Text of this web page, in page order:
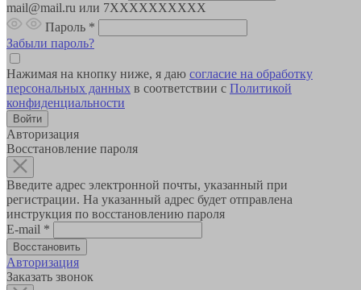
mail@mail.ru или 7XXXXXXXXXX
Пароль *
Забыли пароль?
Нажимая на кнопку ниже, я даю согласие на обработку
персональных данных в соответствии с Политикой
конфиденциальности
Авторизация
Восстановление пароля
Введите адрес электронной почты, указанный при
регистрации. На указанный адрес будет отправлена
инструкция по восстановлению пароля
E-mail *
Авторизация
Заказать звонок